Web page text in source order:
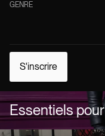
GENRE
S'inscrire
Essentiels